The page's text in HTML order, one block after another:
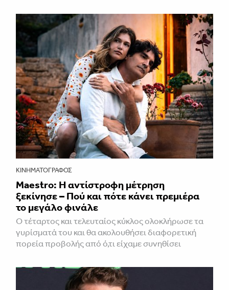
ΚΙΝΗΜΑΤΟΓΡΆΦΟΣ
Maestro: Η αντίστροφη μέτρηση
ξεκίνησε – Πού και πότε κάνει πρεμιέρα
το μεγάλο φινάλε
Ο τέταρτος και τελευταίος κύκλος ολοκλήρωσε τα
γυρίσματά του και θα ακολουθήσει διαφορετική
πορεία προβολής από ό,τι είχαμε συνηθίσει